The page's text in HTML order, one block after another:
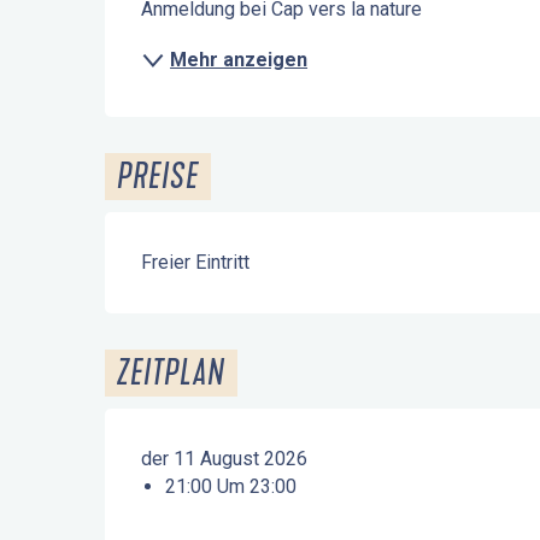
Anmeldung bei Cap vers la nature
Mehr anzeigen
PREISE
Freier Eintritt
ZEITPLAN
der 11 August 2026
21:00 Um 23:00